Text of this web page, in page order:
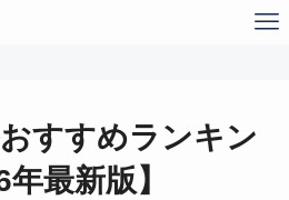
すすめランキン
最新版】